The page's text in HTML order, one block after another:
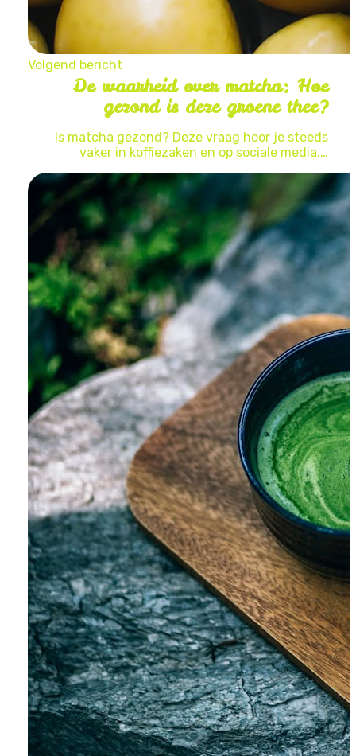
Volgend bericht
De waarheid over matcha: Hoe
gezond is deze groene thee?
Is matcha gezond? Deze vraag hoor je steeds
vaker in koffiezaken en op sociale media.…